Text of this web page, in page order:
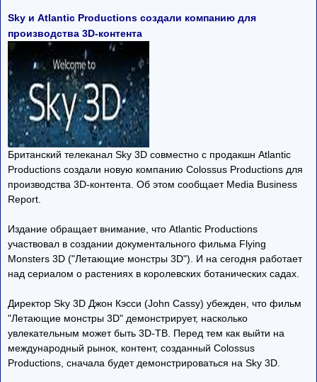
Sky и Atlantic Productions создали компанию для
производства 3D-контента
Британский телеканал Sky 3D совместно с продакшн Atlantic
Productions создали новую компанию Colossus Productions для
производства 3D-контента. Об этом сообщает Media Business
Report.
Издание обращает внимание, что Atlantic Productions
участвовал в создании документального фильма Flying
Monsters 3D ("Летающие монстры 3D"). И на сегодня работает
над сериалом о растениях в королевских ботанических садах.
Директор Sky 3D Джон Кэсси (John Cassy) убежден, что фильм
"Летающие монстры 3D" демонстрирует, насколько
увлекательным может быть 3D-ТВ. Перед тем как выйти на
международный рынок, контент, созданный Colossus
Productions, сначала будет демонстрироваться на Sky 3D.